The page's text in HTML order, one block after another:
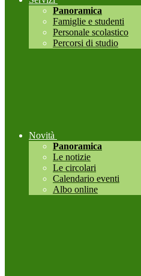
Panoramica
Famiglie e studenti
Personale scolastico
Percorsi di studio
Novità
Panoramica
Le notizie
Le circolari
Calendario eventi
Albo online